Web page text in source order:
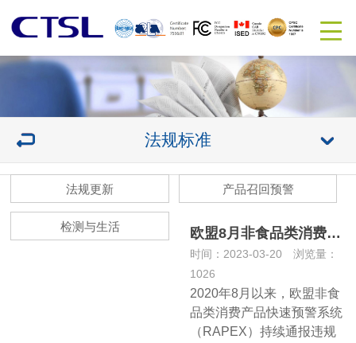
法规标准
法规更新 产品召回预警
检测与生活 欧盟8月非食品类消费产品快速预警系统通报情况
时间：2023-03-20 浏览量：
1026
2020年8月以来，欧盟非食
品类消费产品快速预警系统
（RAPEX）持续通报违规